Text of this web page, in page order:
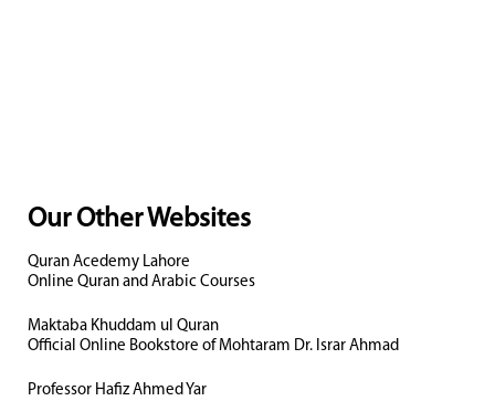
Our Other Websites
Quran Acedemy Lahore
Online Quran and Arabic Courses
Maktaba Khuddam ul Quran
Official Online Bookstore of Mohtaram Dr. Israr Ahmad
Professor Hafiz Ahmed Yar